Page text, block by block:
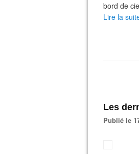
bord de
Lire la
Les
Publié le